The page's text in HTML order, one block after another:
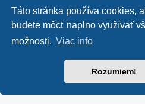
Táto stránka používa cookies,
budete môcť naplno využívať
možnosti. Viac info
Rozumiem!